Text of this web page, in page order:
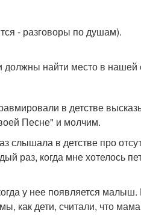
- разговоры по душам).
должны найти место в
в детстве
Песне" и молчим.
слышала в детстве про
раз, когда мне хотелось
у нее появляется
как дети, считали, что